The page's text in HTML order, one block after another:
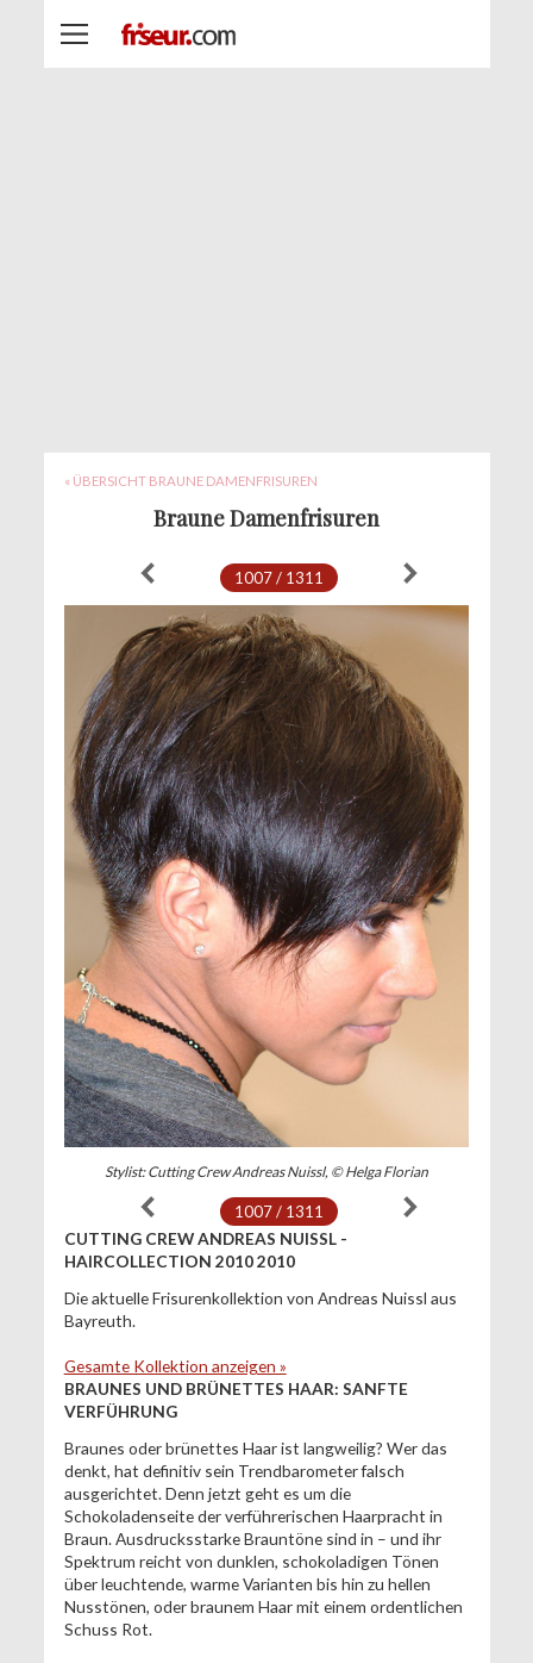
« ÜBERSICHT BRAUNE DAMENFRISUREN
Braune Damenfrisuren
1007 / 1311
Stylist: Cutting Crew Andreas Nuissl, © Helga Florian
1007 / 1311
CUTTING CREW ANDREAS NUISSL -
HAIRCOLLECTION 2010 2010
Die aktuelle Frisurenkollektion von Andreas Nuissl aus
Bayreuth.
Gesamte Kollektion anzeigen »
BRAUNES UND BRÜNETTES HAAR: SANFTE
VERFÜHRUNG
Braunes oder brünettes Haar ist langweilig? Wer das
denkt, hat definitiv sein Trendbarometer falsch
ausgerichtet. Denn jetzt geht es um die
Schokoladenseite der verführerischen Haarpracht in
Braun. Ausdrucksstarke Brauntöne sind in – und ihr
Spektrum reicht von dunklen, schokoladigen Tönen
über leuchtende, warme Varianten bis hin zu hellen
Nusstönen, oder braunem Haar mit einem ordentlichen
Schuss Rot.